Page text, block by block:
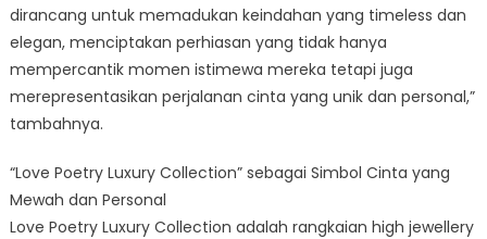
dirancang untuk memadukan keindahan yang timeless dan
elegan, menciptakan perhiasan yang tidak hanya
mempercantik momen istimewa mereka tetapi juga
merepresentasikan perjalanan cinta yang unik dan personal,”
tambahnya.
“Love Poetry Luxury Collection” sebagai Simbol Cinta yang
Mewah dan Personal
Love Poetry Luxury Collection adalah rangkaian high jewellery